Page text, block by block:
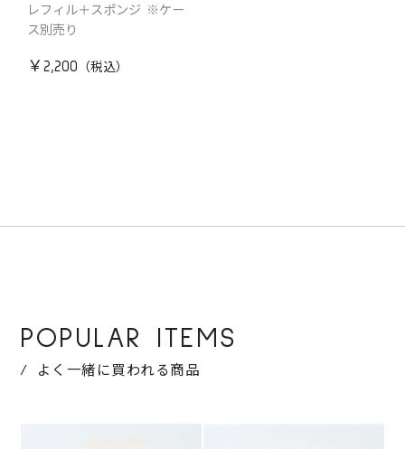
レフィル＋スポンジ ※ケー
ス別売り
￥2,200
POPULAR ITEMS
よく一緒に買われる商品